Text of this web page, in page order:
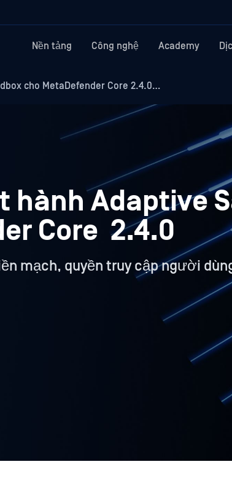
Nền tảng Công nghệ Academy
cho MetaDefender Core 2.4.0…
hành Adaptive
Core 2.4.0
mạch, quyền truy cập người